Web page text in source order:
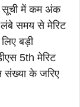
सूची में कम अंक
लंबे समय से मेरिट
बड़ी
5th मेरिट
संख्या के जरिए